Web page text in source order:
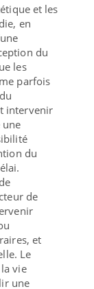
et les
en
du
les
parfois
intervenir
du
de
et
Le
vie
une